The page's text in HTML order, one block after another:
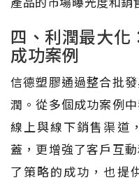
四、利潤最大化
成功案例
信德塑膠通過整合批
潤。從多個成功案例
線上與線下銷售渠道
蓋，更增強了客戶互
了策略的成功，也提